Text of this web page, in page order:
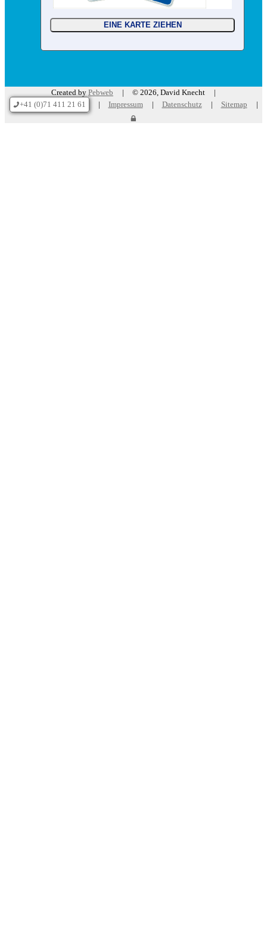
Created by Pebweb © 2026, David Knecht
p+41 (0)71 411 21 61 Impressum Datenschutz Sitemap
l